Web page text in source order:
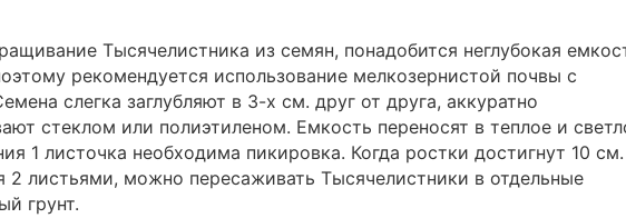
Тысячелистника из семян, понадобится неглубокая
рекомендуется использование мелкозернистой почвы с
слегка заглубляют в 3-х см. друг от друга, аккуратно
стеклом или полиэтиленом. Емкость переносят в теплое и
1 листочка необходима пикировка. Когда ростки достигнут 10
2 листьями, можно пересаживать Тысячелистники в отдельные
грунт.